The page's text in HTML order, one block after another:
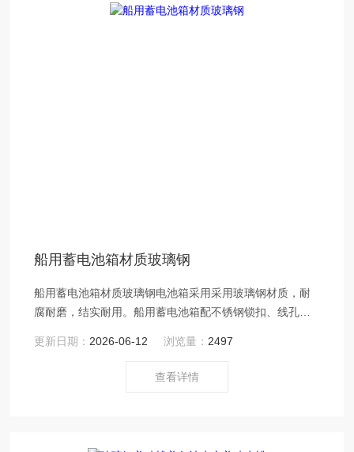
船用蓄电池箱材质玻璃钢
船用蓄电池箱材质玻璃钢电池箱采用采用玻璃钢材质，耐
腐耐磨，结实耐用。船用蓄电池箱配不锈钢锁扣、线孔
更新日期： 2026-06-12 浏览量： 2497
查看详情